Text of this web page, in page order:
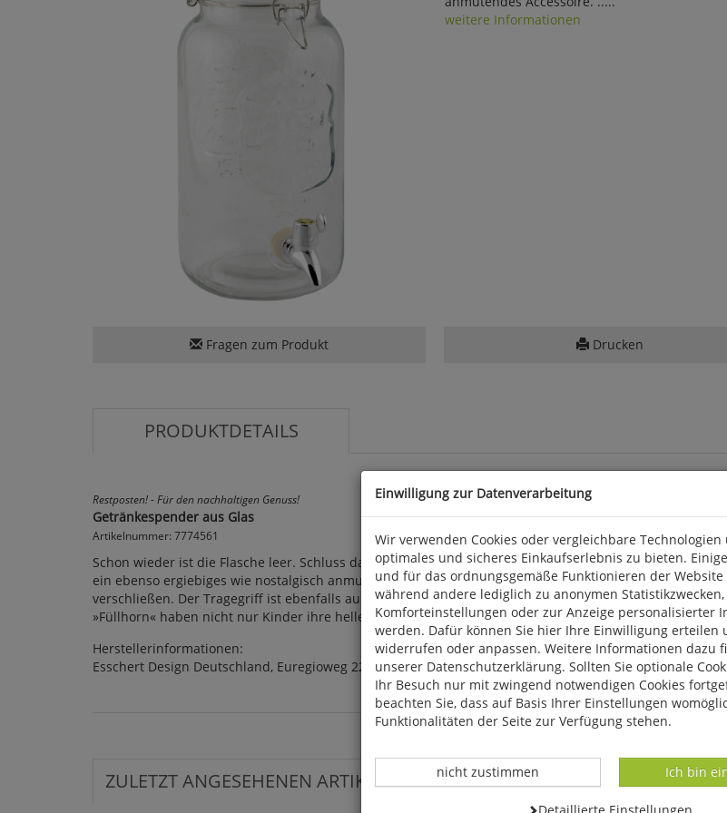
weitere Informationen
Fragen zum Produkt Drucken
PRODUKTDETAILS
Restposten! - Für den nachhaltigen Genuss!
Getränkespender aus Glas
Artikelnummer: 7774561
Schon wieder ist die Flasche leer. Schluss damit! Mit einem Fassungsvermögen von ca. 5 Litern ist
ein ebenso ergiebiges wie nostalgisch anmutendes Accessoire. Der Glasdeckel ist mit einer Dichtung
verschließen. Der Tragegriff ist ebenfalls aus robustem Draht gefertigt. Eine ganz besondere Note
»Füllhorn« haben nicht nur Kinder ihre helle Freude! Ø: ca. 14 cm, Füllhöhe: ca. 27 cm (Höhe mit Deckel:
Herstellerinformationen:
Esschert Design Deutschland, Euregioweg 225, NL 7532 SM Enschede, verkauf@esschertdesign.nl
ZULETZT ANGESEHENEN ARTIKEL:
Einwilligung zur Datenverarbeitung
Wir verwenden Cookies oder vergleichbare
optimales und sicheres Einkaufserlebnis zu bieten.
und für das ordnungsgemäße Funktionieren der
während andere lediglich zu anonymen
Komforteinstellungen oder zur Anzeige personalisierter
werden. Dafür können Sie hier Ihre Einwilligung erteilen
widerrufen oder anpassen. Weitere Informationen dazu
unserer Datenschutzerklärung. Sollten Sie optionale
Ihr Besuch nur mit zwingend notwendigen Cookies
beachten Sie, dass auf Basis Ihrer Einstellungen
Funktionalitäten der Seite zur Verfügung stehen.
Ich bin
Datenverarbeitung -
nicht zustimmen
Datenverarbeitung -